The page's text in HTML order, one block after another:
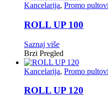
Kancelarija, Promo
ROLL UP 100
Saznaj više
Brzi Pregled
Kancelarija, Promo
ROLL UP 120